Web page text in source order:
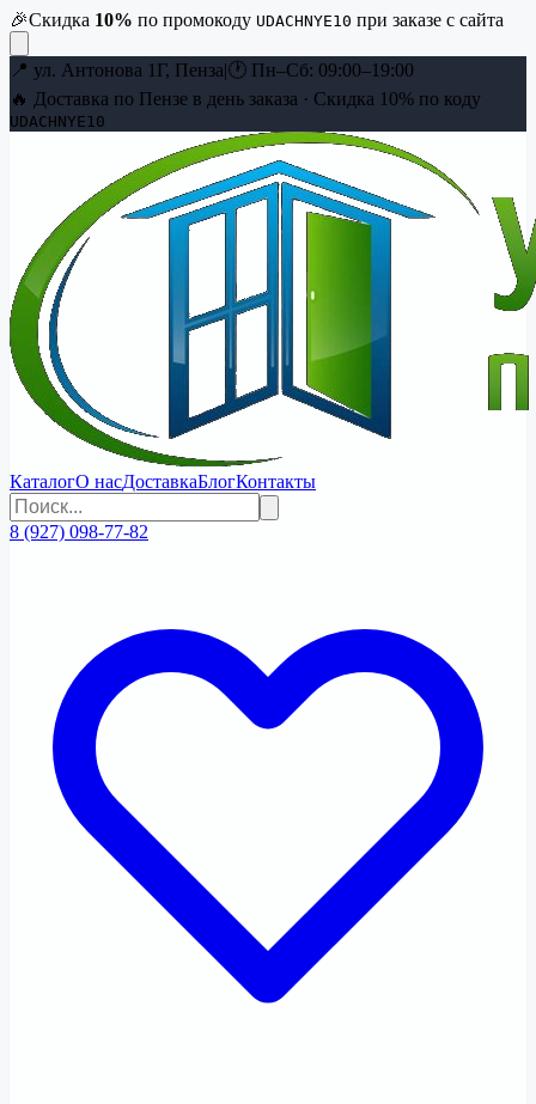
🎉Скидка 10% по промокоду UDACHNYE10 при заказе с сайта
📍 ул. Антонова 1Г, Пенза|🕐 Пн–Сб: 09:00–19:00
🔥 Доставка по Пензе в день заказа · Скидка 10% по коду
UDACHNYE10
КаталогО насДоставкаБлогКонтакты
8 (927) 098-77-82